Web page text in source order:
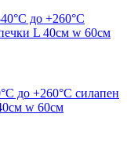
до +260°C силапен
w 60см